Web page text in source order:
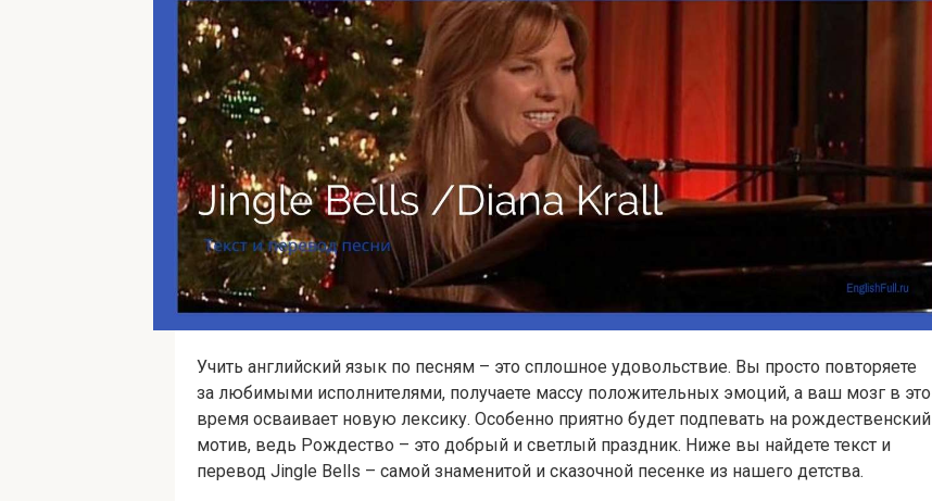
Учить английский язык по песням – это сплошное удовольствие. Вы просто повторяете
за любимыми исполнителями, получаете массу положительных эмоций, а ваш мозг в это
время осваивает новую лексику. Особенно приятно будет подпевать на рождественский
мотив, ведь Рождество – это добрый и светлый праздник. Ниже вы найдете текст и
перевод Jin­gle Bells – самой знаменитой и сказочной песенке из нашего детства.